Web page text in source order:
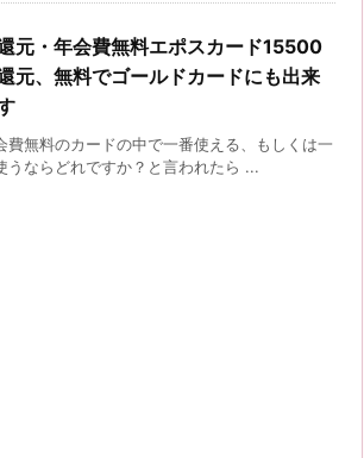
元・年会費無料エポスカード15500
元、無料でゴールドカードにも出来
費無料のカードの中で一番使える、もしくは一
うならどれですか？と言われたら ...